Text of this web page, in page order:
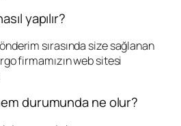
yapılır?
sırasında size sağlanan
firmamızın web sitesi
durumunda ne olur?